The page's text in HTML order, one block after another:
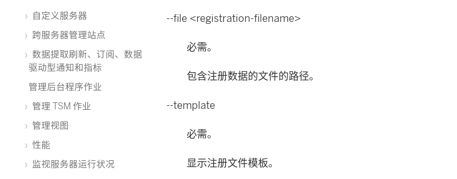
自定义服务器
跨服务器管理站点
数据提取刷新、订阅、数据
驱动型通知和指标
管理后台程序作业
管理 TSM 作业
管理视图
性能
监视服务器运行状况
--file <registration-filename>
必需。
包含注册数据的文件的路径。
--template
必需。
显示注册文件模板。